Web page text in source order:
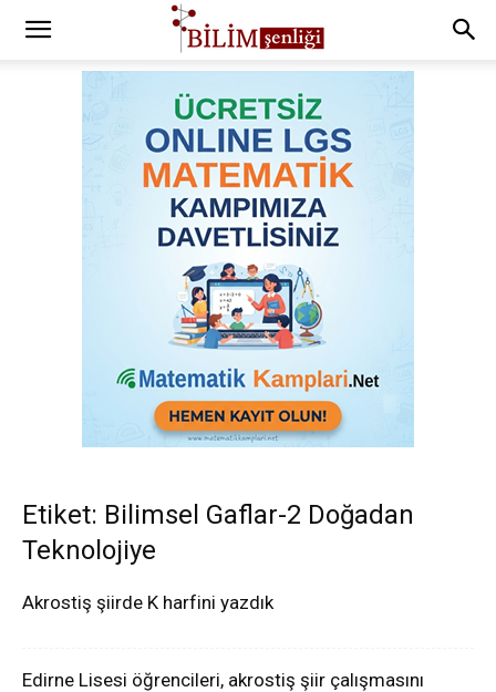
Etiket: Bilimsel Gaflar-2 Doğadan
Teknolojiye
Akrostiş şiirde K harfini yazdık
Edirne Lisesi öğrencileri, akrostiş şiir çalışmasını